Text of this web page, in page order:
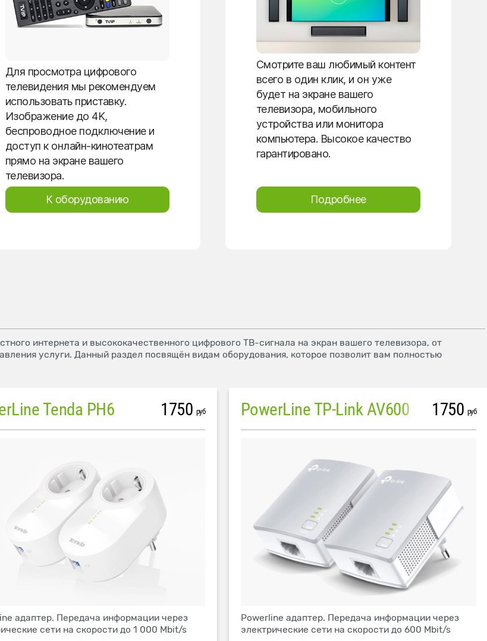
Для просмотра цифрового
телевидения мы рекомендуем
использовать приставку.
Изображение до 4K,
беспроводное подключение и
доступ к онлайн-кинотеатрам
прямо на экране вашего
телевизора.
К оборудованию
Смотрите ваш любимый контент
всего в один клик, и он уже
будет на экране вашего
телевизора, мобильного
устройства или монитора
компьютера. Высокое качество
гарантировано.
Подробнее
интернета и высококачественного цифрового ТВ-сигнала на экран вашего телевизора, от
услуги. Данный раздел посвящён видам оборудования, которое позволит вам полностью
Tenda PH6 1750 руб
адаптер. Передача информации через
сети на скорости до 1 000 Mbit/s
PowerLine TP-Link AV600 1750 руб
Powerline адаптер. Передача информации через
электрические сети на скорости до 600 Mbit/s